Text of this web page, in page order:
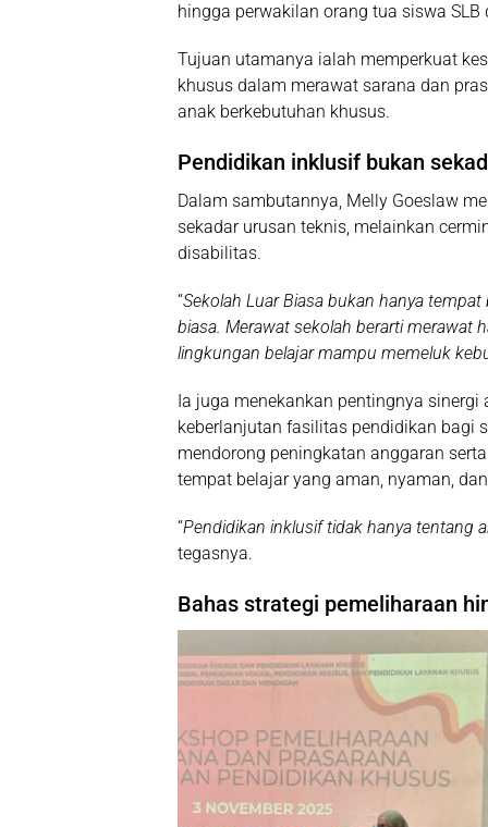
hingga perwakilan orang tua siswa SLB
Tujuan utamanya ialah memperkuat
khusus dalam merawat sarana dan
anak berkebutuhan khusus.
Pendidikan inklusif bukan
Dalam sambutannya, Melly Goeslaw
sekadar urusan teknis, melainkan
disabilitas.
“Sekolah Luar Biasa bukan hanya
biasa. Merawat sekolah berarti merawat
lingkungan belajar mampu memeluk
Ia juga menekankan pentingnya
keberlanjutan fasilitas pendidikan bagi
mendorong peningkatan anggaran
tempat belajar yang aman, nyaman,
“Pendidikan inklusif tidak hanya tentang
tegasnya.
Bahas strategi pemeliharaan